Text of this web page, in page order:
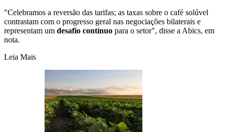
"Celebramos a reversão das tarifas; as taxas sobre o café solúvel
contrastam com o progresso geral nas negociações bilaterais e
representam um desafio contínuo para o setor", disse a Abics, em
nota.
Leia Mais